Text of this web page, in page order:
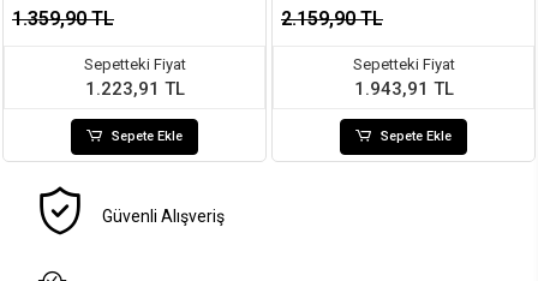
1.359,90 TL
Sepetteki Fiyat
1.223,91 TL
Sepete Ekle
2.159,90 TL
Sepetteki Fiyat
1.943,91 TL
Sepete Ekle
Güvenli Alışveriş